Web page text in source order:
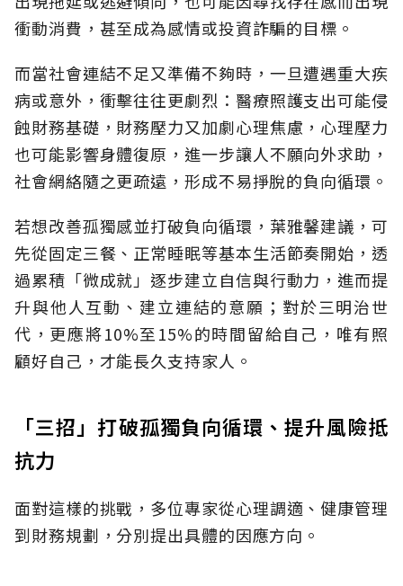
衝動消費，甚至成為感情或投資詐騙的目標。
而當社會連結不足又準備不夠時，一旦遭遇重大疾
病或意外，衝擊往往更劇烈：醫療照護支出可能侵
蝕財務基礎，財務壓力又加劇心理焦慮，心理壓力
也可能影響身體復原，進一步讓人不願向外求助，
社會網絡隨之更疏遠，形成不易掙脫的負向循環。
若想改善孤獨感並打破負向循環，葉雅馨建議，可
先從固定三餐、正常睡眠等基本生活節奏開始，透
過累積「微成就」逐步建立自信與行動力，進而提
升與他人互動、建立連結的意願；對於三明治世
代，更應將10%至15%的時間留給自己，唯有照
顧好自己，才能長久支持家人。
「三招」打破孤獨負向循環、提升風險抵
抗力
面對這樣的挑戰，多位專家從心理調適、健康管理
到財務規劃，分別提出具體的因應方向。